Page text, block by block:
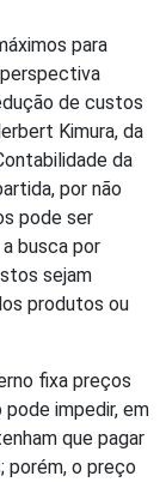
para
de custos
Kimura, da
da
por não
pode ser
busca por
sejam
produtos ou
fixa preços
pode impedir, em
que pagar
porém, o preço